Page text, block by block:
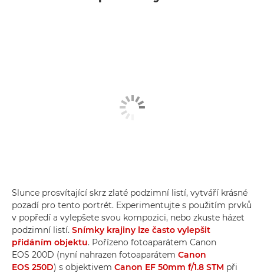
Slunce prosvítající skrz zlaté podzimní listí, vytváří krásné
pozadí pro tento portrét. Experimentujte s použitím prvků
v popředí a vylepšete svou kompozici, nebo zkuste házet
podzimní listí. Snímky krajiny lze často vylepšit
přidáním objektu. Pořízeno fotoaparátem Canon
EOS 200D (nyní nahrazen fotoaparátem Canon
EOS 250D) s objektivem Canon EF 50mm f/1.8 STM při